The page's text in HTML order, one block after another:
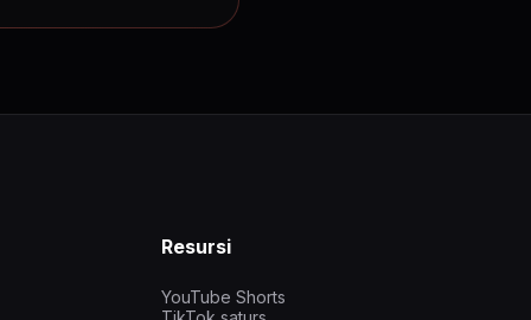
Resursi
YouTube Shorts